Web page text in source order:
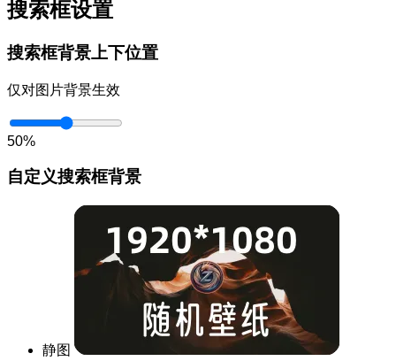
搜索框设置
搜索框背景上下位置
仅对图片背景生效
50%
自定义搜索框背景
静图